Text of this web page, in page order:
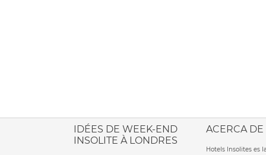
italiana
IDÉES DE WEEK-END
INSOLITE À LONDRES
ACERCA DE
Hotels Insolites es